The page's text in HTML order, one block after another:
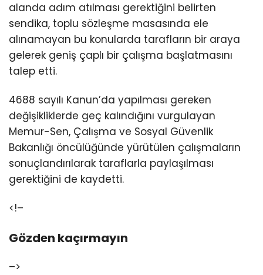
alanda adım atılması gerektiğini belirten
sendika, toplu sözleşme masasında ele
alınamayan bu konularda tarafların bir araya
gelerek geniş çaplı bir çalışma başlatmasını
talep etti.
4688 sayılı Kanun’da yapılması gereken
değişikliklerde geç kalındığını vurgulayan
Memur-Sen, Çalışma ve Sosyal Güvenlik
Bakanlığı öncülüğünde yürütülen çalışmaların
sonuçlandırılarak taraflarla paylaşılması
gerektiğini de kaydetti.
<!–
Gözden kaçırmayın
–>